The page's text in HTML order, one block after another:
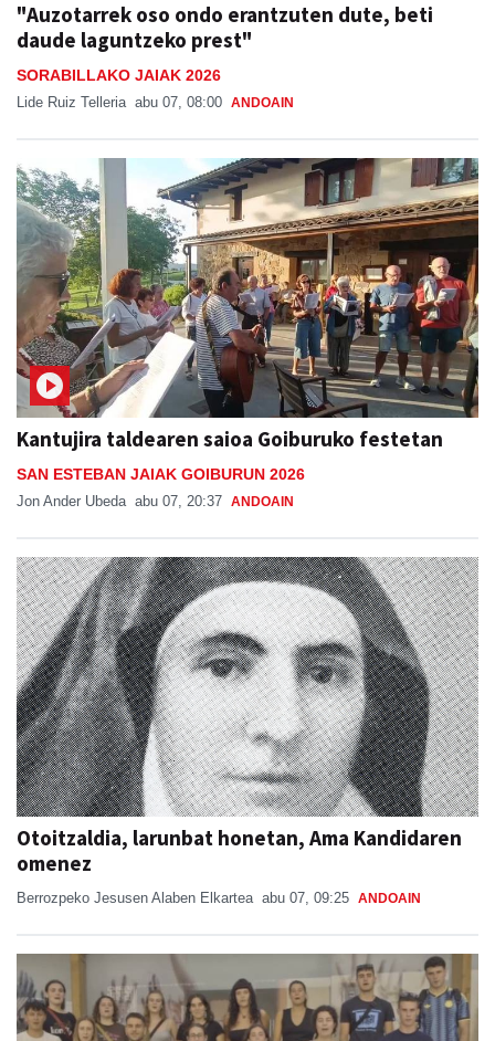
"Auzotarrek oso ondo erantzuten dute, beti
daude laguntzeko prest"
SORABILLAKO JAIAK 2026
Lide Ruiz Telleria abu 07, 08:00 ANDOAIN
Kantujira taldearen saioa Goiburuko festetan
SAN ESTEBAN JAIAK GOIBURUN 2026
Jon Ander Ubeda abu 07, 20:37 ANDOAIN
Otoitzaldia, larunbat honetan, Ama Kandidaren
omenez
Berrozpeko Jesusen Alaben Elkartea abu 07, 09:25 ANDOAIN